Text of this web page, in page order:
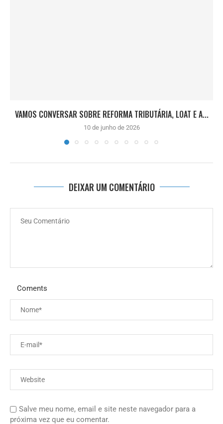
VAMOS CONVERSAR SOBRE REFORMA TRIBUTÁRIA, LOAT E A...
10 de junho de 2026
DEIXAR UM COMENTÁRIO
Coments
Salve meu nome, email e site neste navegador para a
próxima vez que eu comentar.